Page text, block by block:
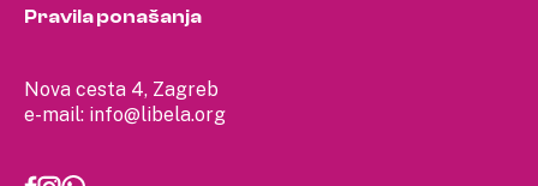
Nova cesta 4, Zagreb
e-mail: info@libela.org
Pravila ponašanja